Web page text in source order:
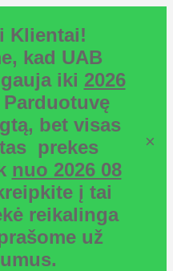
Klientai!
kad UAB
iki 2026
Parduotuvę
bet visas
prekes
nuo 2026 08
į tai
reikalinga
už
×